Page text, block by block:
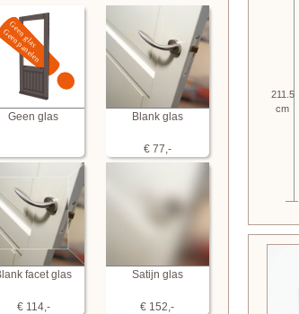
Geen glas Blank glas
€ 77,-
facet glas
€ 114,-
Satijn glas
€ 152,-
211.5
cm